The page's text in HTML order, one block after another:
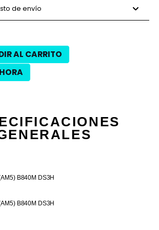
$342.200
de envío
AL CARRITO
B840M DS3H
B840M DS3H